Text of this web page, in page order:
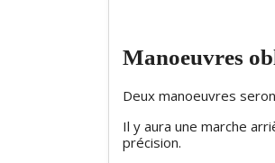
Manoeuvres
Deux manoeuvres
Il y aura une marche
précision.